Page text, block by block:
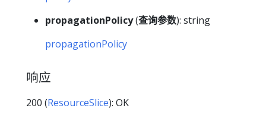
propagationPolicy(查询参数): string
propagationPolicy
响应
200 (ResourceSlice): OK